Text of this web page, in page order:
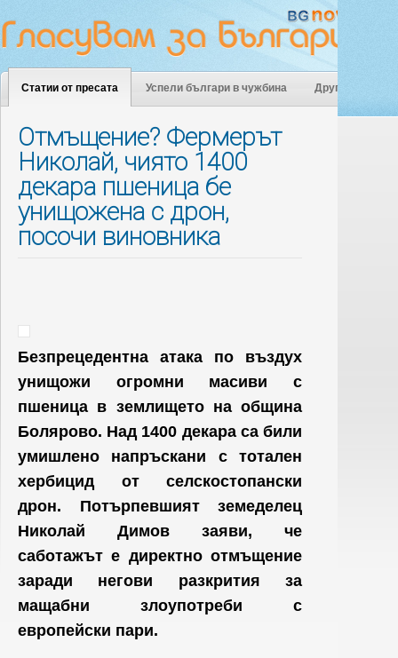
Статии от пресата Успели българи в чужбина Други
Отмъщение? Фермерът
Николай, чиято 1400
декара пшеница бе
унищожена с дрон,
посочи виновника
Безпрецедентна атака по въздух
унищожи огромни масиви с
пшеница в землището на община
Болярово. Над 1400 декара са били
умишлено напръскани с тотален
хербицид от селскостопански
дрон. Потърпевшият земеделец
Николай Димов заяви, че
саботажът е директно отмъщение
заради негови разкрития за
мащабни злоупотреби с
европейски пари.